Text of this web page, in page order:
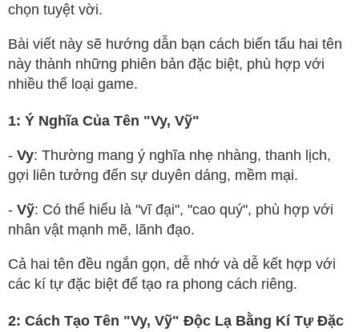
chọn tuyệt vời.
Bài viết này sẽ hướng dẫn bạn cách biến tấu hai tên
này thành những phiên bản đặc biệt, phù hợp với
nhiều thể loại game.
1: Ý Nghĩa Của Tên "Vy, Vỹ"
- Vy: Thường mang ý nghĩa nhẹ nhàng, thanh lịch,
gợi liên tưởng đến sự duyên dáng, mềm mại.
- Vỹ: Có thể hiểu là "vĩ đại", "cao quý", phù hợp với
nhân vật mạnh mẽ, lãnh đạo.
Cả hai tên đều ngắn gọn, dễ nhớ và dễ kết hợp với
các kí tự đặc biệt để tạo ra phong cách riêng.
2: Cách Tạo Tên "Vy, Vỹ" Độc Lạ Bằng Kí Tự Đặc